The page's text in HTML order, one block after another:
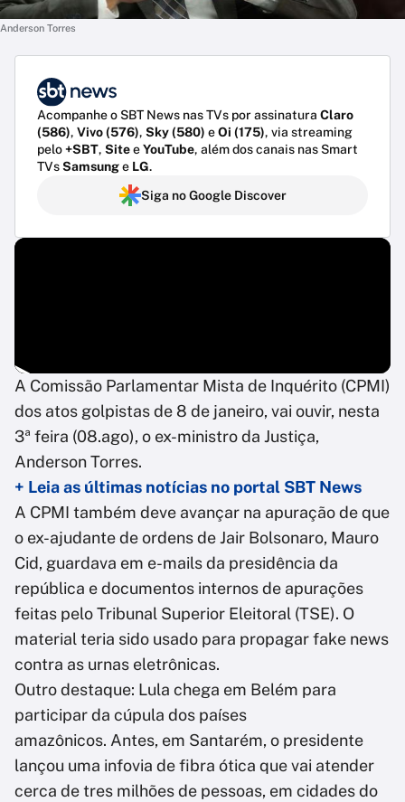
Anderson Torres
Acompanhe o SBT News nas TVs por assinatura Claro
(586), Vivo (576), Sky (580) eOi (175), via streaming
pelo+SBT, SiteeYouTube, além dos canais nas Smart
TVsSamsunge LG.
Siga no Google Discover
A Comissão Parlamentar Mista de Inquérito (CPMI)
dos atos golpistas de 8 de janeiro, vai ouvir, nesta
3ª feira (08.ago), o ex-ministro da Justiça,
Anderson Torres.
+ Leia as últimas notícias no portal SBT News
A CPMI também deve avançar na apuração de que
o ex-ajudante de ordens de Jair Bolsonaro, Mauro
Cid, guardava em e-mails da presidência da
república e documentos internos de apurações
feitas pelo Tribunal Superior Eleitoral (TSE). O
material teria sido usado para propagar fake news
contra as urnas eletrônicas.
Outro destaque: Lula chega em Belém para
participar da cúpula dos países
amazônicos. Antes, em Santarém, o presidente
lançou uma infovia de fibra ótica que vai atender
cerca de tres milhões de pessoas, em cidades do